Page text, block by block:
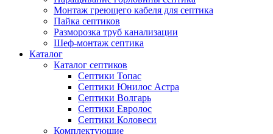
Монтаж греющего кабеля для септика
Пайка септиков
Разморозка труб канализации
Шеф-монтаж септика
Каталог
Каталог септиков
Септики Топас
Септики Юнилос Астра
Септики Волгарь
Септики Евролос
Септики Коловеси
Комплектующие